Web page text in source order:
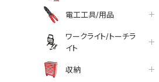
電工工具/用品
ワークライト/トーチラ
イト
収納